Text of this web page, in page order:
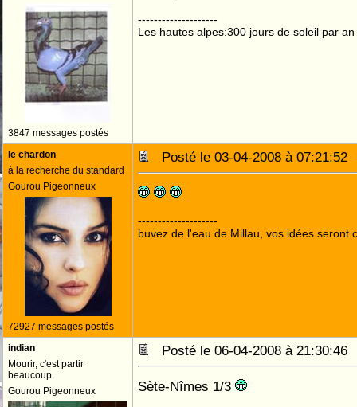
3847 messages postés
--------------------
Les hautes alpes:300 jours de soleil par an
le chardon
à la recherche du standard
Gourou Pigeonneux
72927 messages postés
Posté le 03-04-2008 à
--------------------
buvez de l'eau de Millau, vos idées seront
indian
Mourir, c'est partir
beaucoup.
Gourou Pigeonneux
Posté le 06-04-2008 à
Sète-Nîmes 1/3